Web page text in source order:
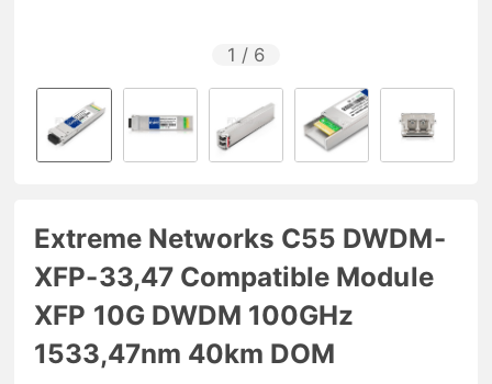
1 / 6
Extreme Networks C55 DWDM-
XFP-33,47 Compatible Module
XFP 10G DWDM 100GHz
1533,47nm 40km DOM